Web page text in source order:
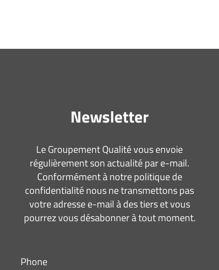
Newsletter
Le Groupement Qualité vous envoie
régulièrement son actualité par e-mail.
Conformément à notre politique de
confidentialité nous ne transmettons pas
votre adresse e-mail à des tiers et vous
pourrez vous désabonner à tout moment.
Phone